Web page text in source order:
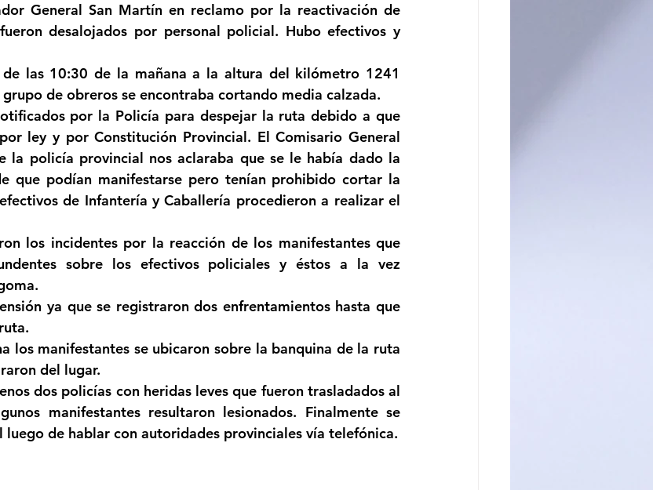
General San Martín en reclamo por la reactivación de
desalojados por personal policial. Hubo efectivos y
las 10:30 de la mañana a la altura del kilómetro 1241
de obreros se encontraba cortando media calzada.
por la Policía para despejar la ruta debido a que
ley y por Constitución Provincial. El Comisario General
la policía provincial nos aclaraba que se le había dado la
que podían manifestarse pero tenían prohibido cortar la
de Infantería y Caballería procedieron a realizar el
los incidentes por la reacción de los manifestantes que
sobre los efectivos policiales y éstos a la vez
ya que se registraron dos enfrentamientos hasta que
los manifestantes se ubicaron sobre la banquina de la ruta
del lugar.
dos policías con heridas leves que fueron trasladados al
manifestantes resultaron lesionados. Finalmente se
de hablar con autoridades provinciales vía telefónica.